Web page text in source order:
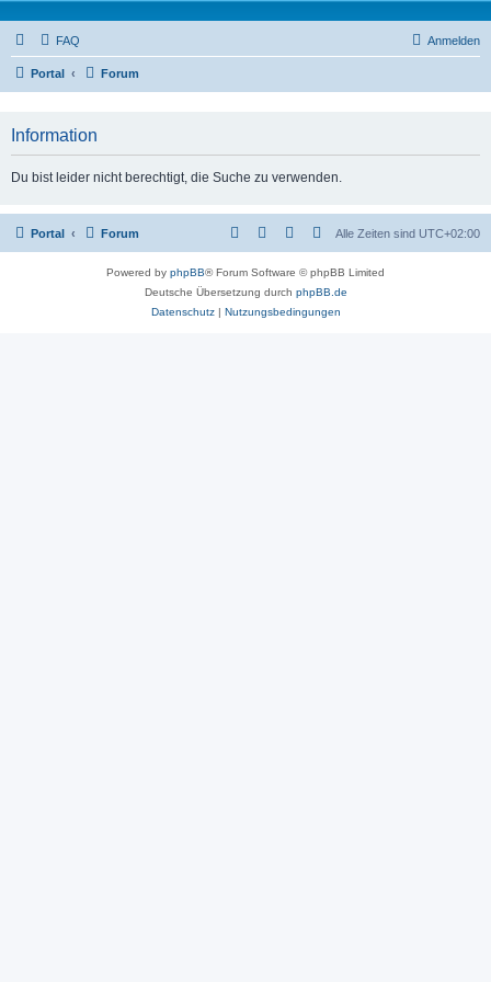
FAQ Anmelden
Portal Forum
Information
Du bist leider nicht berechtigt, die Suche zu verwenden.
Portal Forum Alle Zeiten sind UTC+02:00
Powered by phpBB® Forum Software © phpBB Limited
Deutsche Übersetzung durch phpBB.de
Datenschutz| Nutzungsbedingungen